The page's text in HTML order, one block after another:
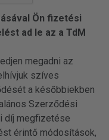
Ön fizetési
ad le az a TdM
megadni az
szíves
a későbbiekben
Szerződési
díj megfizetése
érintő módosítások,